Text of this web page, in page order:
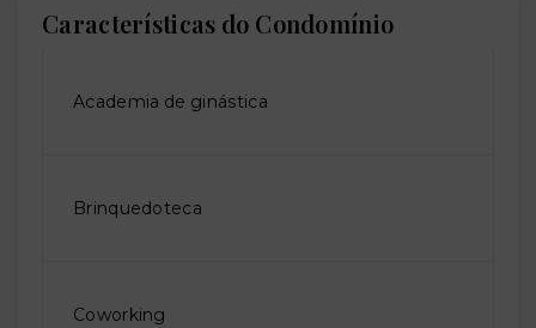
Características do Condomínio
Academia de ginástica
Brinquedoteca
Coworking